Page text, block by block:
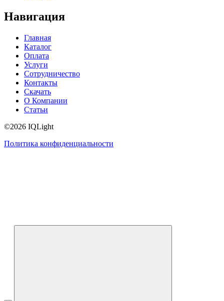
Навигация
Главная
Каталог
Оплата
Услуги
Сотрудничество
Контакты
Скачать
О Компании
Статьи
©2026 IQLight
Политика конфиденциальности